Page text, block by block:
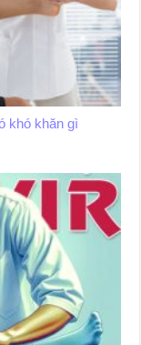
khó khăn gì